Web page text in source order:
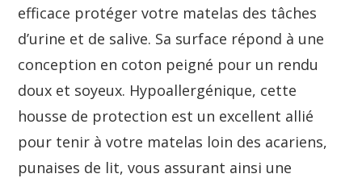
efficace protéger votre matelas des tâches
d’urine et de salive. Sa surface répond à une
conception en coton peigné pour un rendu
doux et soyeux. Hypoallergénique, cette
housse de protection est un excellent allié
pour tenir à votre matelas loin des acariens,
punaises de lit, vous assurant ainsi une